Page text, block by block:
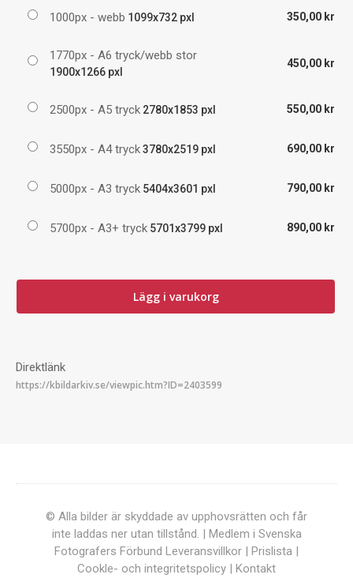
1000px - webb 1099x732 pxl 350,00 kr
1770px - A6 tryck/webb stor
1900x1266 pxl
450,00 kr
2500px - A5 tryck 2780x1853 pxl 550,00 kr
3550px - A4 tryck3780x2519 pxl 690,00 kr
5000px - A3 tryck 5404x3601 pxl 790,00 kr
5700px - A3+ tryck 5701x3799 pxl 890,00 kr
Lägg i varukorg
Direktlänk
© Alla bilder är skyddade av upphovsrätten och får
inte laddas ner utan tillstånd. | Medlem i Svenska
Fotografers Förbund Leveransvillkor | Prislista |
Cookle- och integritetspolicy | Kontakt